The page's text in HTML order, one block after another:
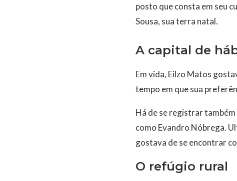
posto que consta em seu
Sousa, sua terra natal.
A capital de
Em vida, Eilzo Matos
tempo em que sua
Há de se registrar
como Evandro Nóbrega.
gostava de se encontrar
O refúgio rural